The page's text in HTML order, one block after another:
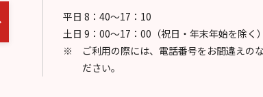
平日 8：40～17：10
土日 9：00～17：00（祝日・年末年始を除く）
ご利用の際には、電話番号をお間違えの
ださい。